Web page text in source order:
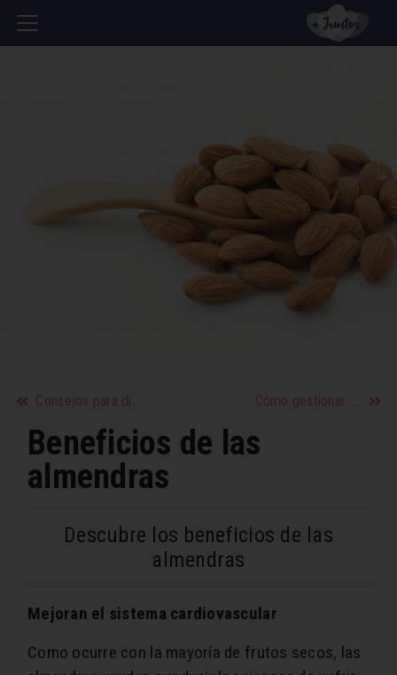
Consejos para disfrutar del verano sin kilos de más Cómo gestionar una ruptura si todavía estás enamorada
Beneficios de las
almendras
Descubre los beneficios de las
almendras
Mejoran el sistema cardiovascular
Como ocurre con la mayoría de frutos secos, las